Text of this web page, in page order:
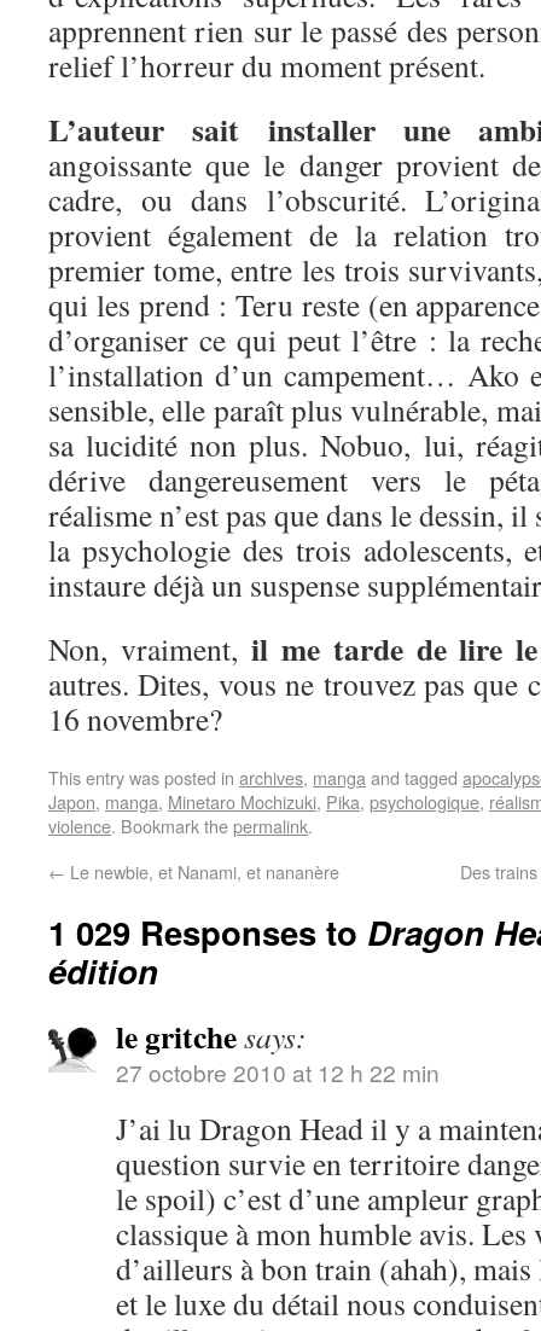
apprennent rien sur le passé des
relief l’horreur du moment présent.
L’auteur sait installer une
angoissante que le danger provient
cadre, ou dans l’obscurité.
provient également de la relation
premier tome, entre les trois
qui les prend : Teru reste (en
d’organiser ce qui peut l’être : la
l’installation d’un campement… Ako
sensible, elle paraît plus vulnérable,
sa lucidité non plus. Nobuo, lui,
dérive dangereusement vers le
réalisme n’est pas que dans le dessin, il
la psychologie des trois adolescents,
instaure déjà un suspense
Non, vraiment, il me tarde de lire le
autres. Dites, vous ne trouvez pas que
16 novembre?
This entry was posted in archives, manga and tagged
Japon, manga, Minetaro Mochizuki, Pika, psychologique,
violence. Bookmark thepermalink.
← Le newbie, et Nanami, et nananère Des
1 029 Responses to Dragon
édition
le gritchesays:
27 octobre 2010 at 12 h 22 min
J’ai lu Dragon Head il y a
question survie en territoire
le spoil) c’est d’une ampleur
classique à mon humble avis. Les
d’ailleurs à bon train (ahah),
et le luxe du détail nous